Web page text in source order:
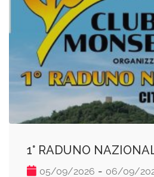
1° RADUNO
05/09/2026 - 06/09/